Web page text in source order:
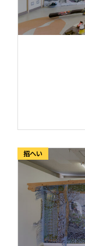
招へい